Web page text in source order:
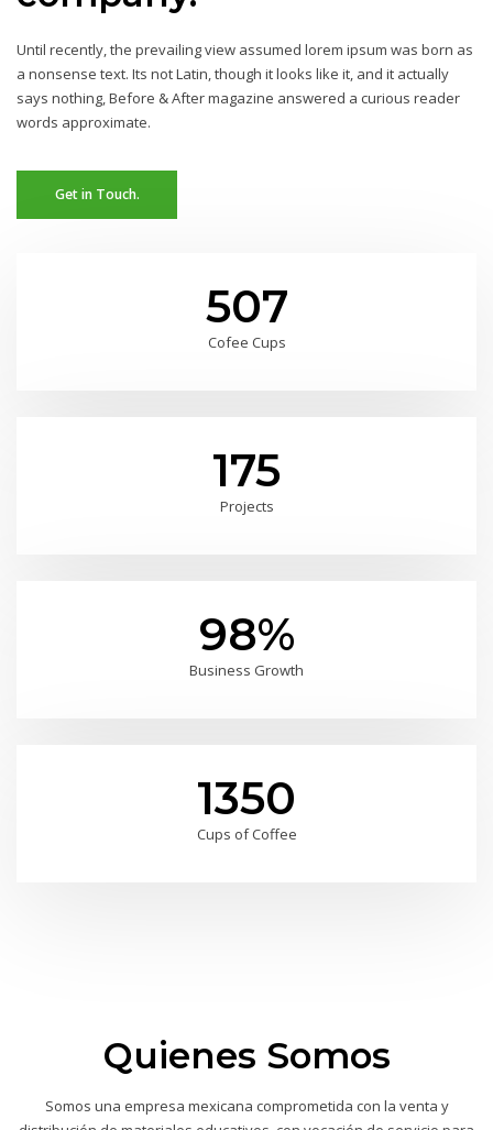
Until recently, the prevailing view assumed lorem ipsum was born as
a nonsense text. Its not Latin, though it looks like it, and it actually
says nothing, Before & After magazine answered a curious reader
words approximate.
Get in Touch.
507
Cofee Cups
175
Projects
98%
Business Growth
1350
Cups of Coffee
Quienes Somos
Somos una empresa mexicana comprometida con la venta y